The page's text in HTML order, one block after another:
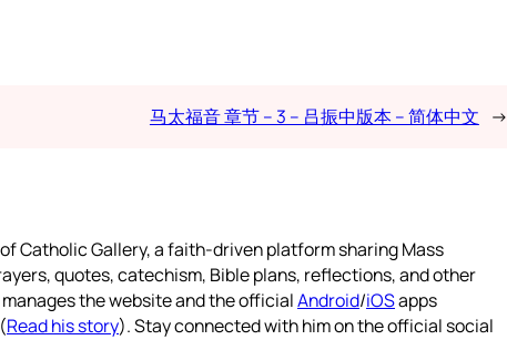
马太福音 章节 – 3 – 吕振中版本 – 简体中文 →
Catholic Gallery, a faith-driven platform sharing Mass
quotes, catechism, Bible plans, reflections, and other
the website and the officialAndroid/iOSapps
Read his story). Stay connected with him on the official social